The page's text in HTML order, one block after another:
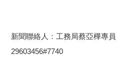
新聞聯絡人：工務局蔡亞樺
29603456#7740